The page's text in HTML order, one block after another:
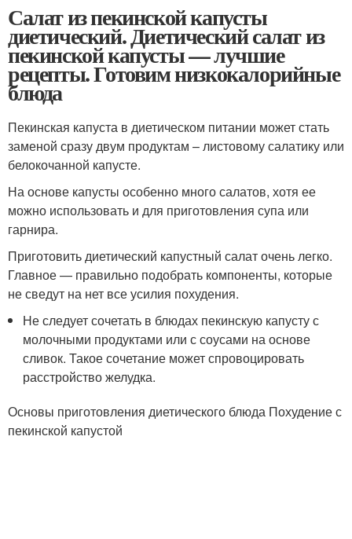
Салат из пекинской капусты
диетический. Диетический салат из
пекинской капусты — лучшие
рецепты. Готовим низкокалорийные
блюда
Пекинская капуста в диетическом питании может стать
заменой сразу двум продуктам – листовому салатику или
белокочанной капусте.
На основе капусты особенно много салатов, хотя ее
можно использовать и для приготовления супа или
гарнира.
Приготовить диетический капустный салат очень легко.
Главное — правильно подобрать компоненты, которые
не сведут на нет все усилия похудения.
Не следует сочетать в блюдах пекинскую капусту с
молочными продуктами или с соусами на основе
сливок. Такое сочетание может спровоцировать
расстройство желудка.
Основы приготовления диетического блюда Похудение с
пекинской капустой